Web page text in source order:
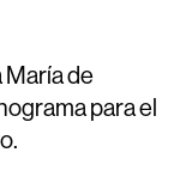
de
para el